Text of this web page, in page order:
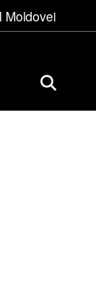
Moldovei